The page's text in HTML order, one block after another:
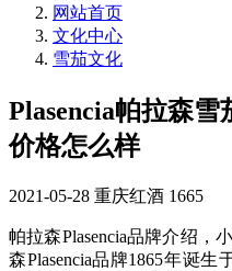
网站首页
文化中心
雪茄文化
Plasencia帕拉森
价格怎么样
2021-05-28 重庆红酒 1665
帕拉森Plasencia品牌介绍，
森Plasencia品牌1865年诞